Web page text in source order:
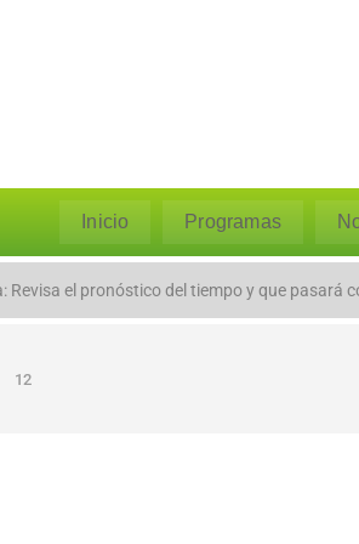
Inicio Programas
por aumento del caudal del río Polpaico
12